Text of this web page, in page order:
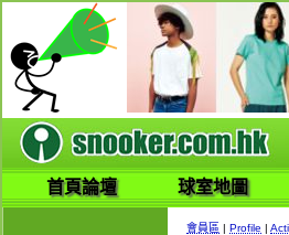
首頁論壇 球室地圖
會員區 | Profile |